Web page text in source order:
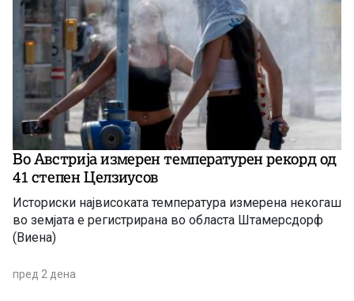
Во Австрија измерен температурен рекорд од
41 степен Целзиусов
Историски највисоката температура измерена некогаш
во земјата е регистрирана во областа Штамерсдорф
(Виена)
пред 2 дена